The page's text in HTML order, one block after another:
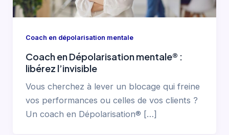
Coach en dépolarisation mentale
Coach en Dépolarisation mentale® :
libérez l’invisible
Vous cherchez à lever un blocage qui freine
vos performances ou celles de vos clients ?
Un coach en Dépolarisation® […]